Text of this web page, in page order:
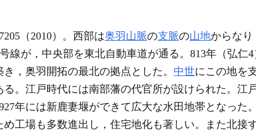
（2010）。西部は奥羽山脈の支脈の山地からなり
線が，中央部を東北自動車道が通る。813年（弘仁
き，奥羽開拓の最北の拠点とした。 中世にこの地を
。江戸時代には南部藩の代官所が設けられた。江
年には新鹿妻堰ができて広大な水田地帯となった。
工場も多数進出し，住宅地化も著しい。また北接